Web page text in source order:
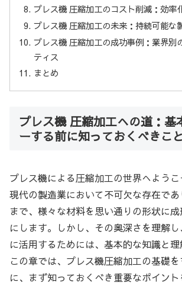
プレス機 圧縮加工のコスト削減：効率
プレス機 圧縮加工の未来：持続可能な
プレス機 圧縮加工の成功事例：業界別
ティス
まとめ
プレス機 圧縮加工への道：基
ーする前に知っておくべきこと
プレス機による圧縮加工の世界へようこ
現代の製造業において不可欠な存在で
まで、様々な材料を思い通りの形状に
にします。しかし、その奥深さを理解
に活用するためには、基本的な知識と理
この章では、プレス機圧縮加工の基礎
に、まず知っておくべき重要なポイント